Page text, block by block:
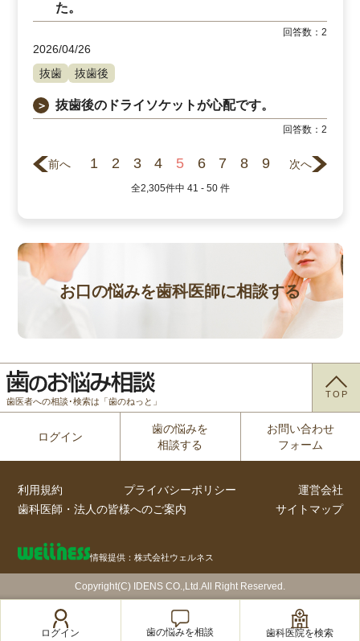
た。
回答数：2
2026/04/26
抜歯
抜歯後
＞ 抜歯後のドライソケットが心配です。
回答数：2
前へ 1 2 3 4 5 6 7 8 9 次へ
全2,305件中 41 - 50 件
お口の悩みを歯科医師に相談する
歯医者への相談･検索は「歯のねっと」
TOP
ログイン
歯の悩みを
相談する
お問い合わせ
フォーム
利用規約 プライバシーポリシー
運営会社
歯科医師・法人の皆様へのご案内
サイトマップ
情報提供：株式会社ウェルネス
Copyright(C) IDENS CO.,Ltd.All Right Reserved.
ログイン 歯の悩みを相談 歯科医院を検索